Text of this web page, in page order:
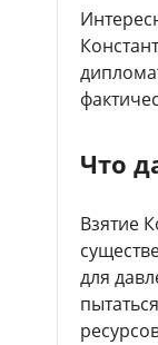
Что
Взятие
для